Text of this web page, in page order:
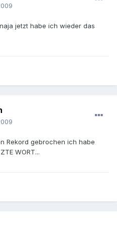
jetzt habe ich wieder das
Rekord gebrochen ich habe
WORT...